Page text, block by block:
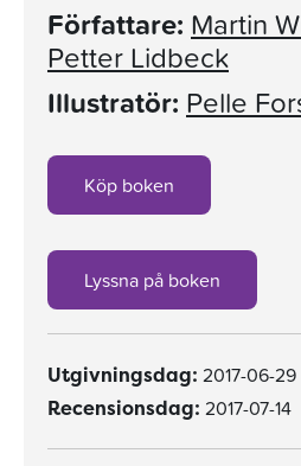
Författare: Martin
Petter Lidbeck
Illustratör: Pelle
Köp boken
Lyssna på boken
Utgivningsdag: 2017-06-29
Recensionsdag: 2017-07-14